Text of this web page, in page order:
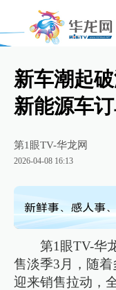
新车潮起
新能源车
第1眼TV-华龙网
2026-04-08 16:13
第1眼TV-华
售淡季3月，随
迎来销售拉动，